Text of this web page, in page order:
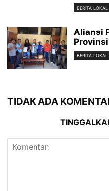
BERITA LOKAL
Aliansi
BERITA LOKAL
TIDAK ADA